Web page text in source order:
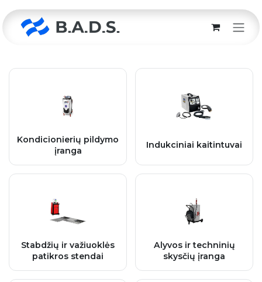
Kondicionierių pildymo
įranga
Indukciniai kaitintuvai
Stabdžių ir važiuoklės
patikros stendai
Alyvos ir techninių
skysčių įranga